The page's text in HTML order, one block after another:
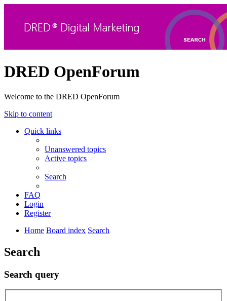
DRED OpenForum
Welcome to the DRED OpenForum
Skip to content
Quick links
Unanswered topics
Active topics
Search
FAQ
Login
Register
Home Board index Search
Search
Search query